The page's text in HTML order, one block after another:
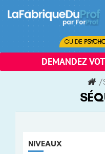
content
GUIDE
DEMANDEZ
/
NIVEAUX